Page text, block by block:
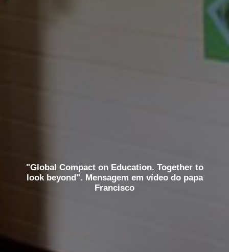
"Global Compact on Education. Together to
look beyond". Mensagem em vídeo do papa
Francisco